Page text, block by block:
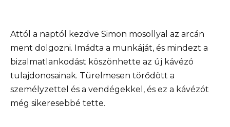
Attól a naptól kezdve Simon mosollyal az arcán
ment dolgozni. Imádta a munkáját, és mindezt a
bizalmatlankodást köszönhette az új kávézó
tulajdonosainak. Türelmesen törődött a
személyzettel és a vendégekkel, és ez a kávézót
még sikeresebbé tette.